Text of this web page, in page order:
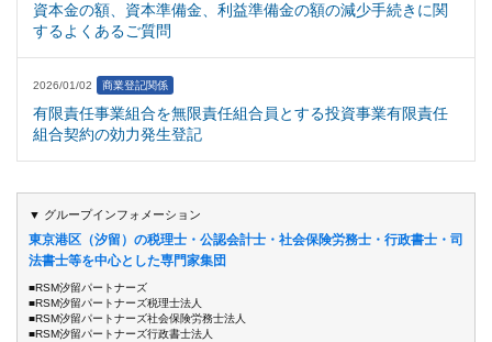
資本金の額、資本準備金、利益準備金の額の減少手続きに関
するよくあるご質問
2026/01/02 商業登記関係
有限責任事業組合を無限責任組合員とする投資事業有限責任
組合契約の効力発生登記
▼ グループインフォメーション
東京港区（汐留）の税理士・公認会計士・社会保険労務士・行政書士・司
法書士等を中心とした専門家集団
■RSM汐留パートナーズ
■RSM汐留パートナーズ税理士法人
■RSM汐留パートナーズ社会保険労務士法人
■RSM汐留パートナーズ行政書士法人